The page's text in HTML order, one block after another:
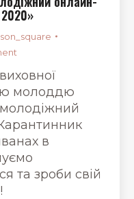
молоддю
в
та зроби свiй